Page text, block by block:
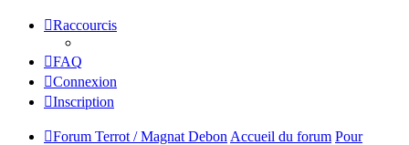
Raccourcis
FAQ
Connexion
Inscription
Forum Terrot / Magnat Debon Accueil du forum Pour